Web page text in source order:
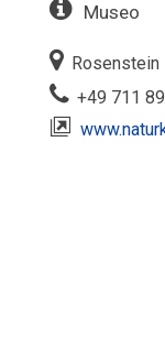
Museo
Rosenstein
+49 711